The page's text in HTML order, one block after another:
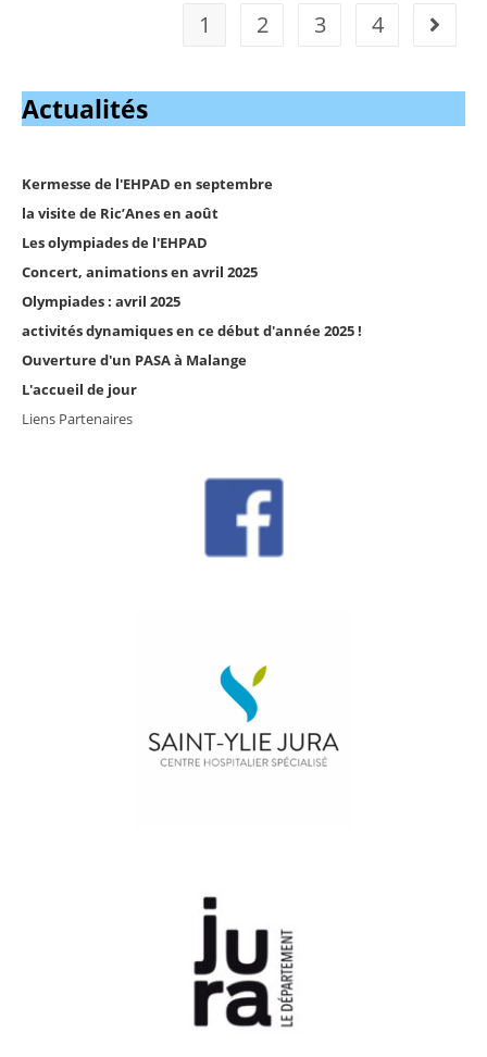
1 2 3 4
Actualités
Kermesse de l'EHPAD en septembre
la visite de Ric’Anes en août
Les olympiades de l'EHPAD
Concert, animations en avril 2025
Olympiades : avril 2025
activités dynamiques en ce début d'année 2025 !
Ouverture d'un PASA à Malange
L'accueil de jour
Liens Partenaires